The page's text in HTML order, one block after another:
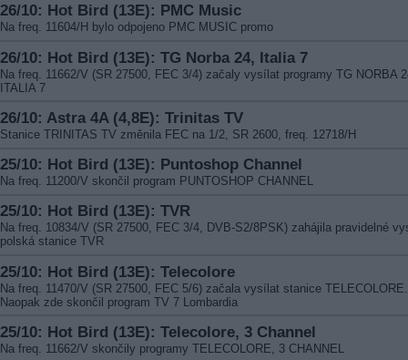
26/10: Hot Bird (13E): PMC Music
Na freq. 11604/H bylo odpojeno PMC MUSIC promo
26/10: Hot Bird (13E): TG Norba 24, Italia 7
Na freq. 11662/V (SR 27500, FEC 3/4) začaly vysílat programy TG NORBA
ITALIA 7
26/10: Astra 4A (4,8E): Trinitas TV
Stanice TRINITAS TV změnila FEC na 1/2, SR 2600, freq. 12718/H
25/10: Hot Bird (13E): Puntoshop Channel
Na freq. 11200/V skončil program PUNTOSHOP CHANNEL
25/10: Hot Bird (13E): TVR
Na freq. 10834/V (SR 27500, FEC 3/4, DVB-S2/8PSK) zahájila pravidelné
polská stanice TVR
25/10: Hot Bird (13E): Telecolore
Na freq. 11470/V (SR 27500, FEC 5/6) začala vysílat stanice TELECOLORE.
Naopak zde skončil program TV 7 Lombardia
25/10: Hot Bird (13E): Telecolore, 3 Channel
Na freq. 11662/V skončily programy TELECOLORE, 3 CHANNEL